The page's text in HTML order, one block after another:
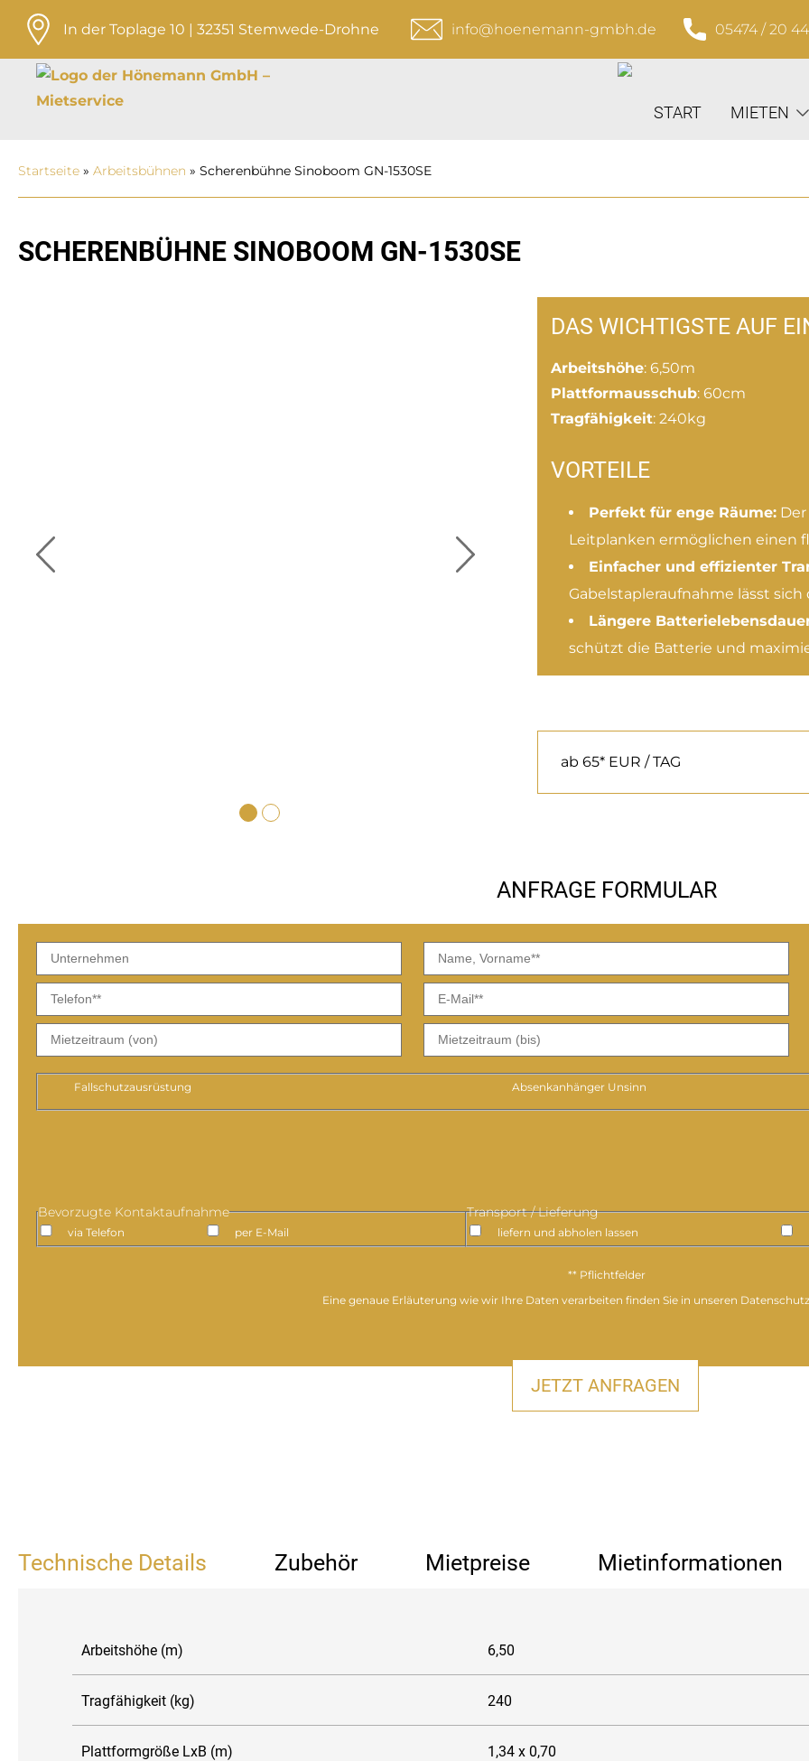
In der Toplage 10 | 32351 Stemwede-Drohne info@hoenemann-gmbh.de 05474 / 20
START MIETEN
Startseite » Arbeits­bühnen » Scherenbühne Sinoboom GN-1530SE
SCHERENBÜHNE SINOBOOM GN-1530SE
DAS WICHTIGSTE AUF
Arbeitshöhe: 6,50m
Plattformausschub: 60cm
Tragfähigkeit: 240kg
VORTEILE
Perfekt für enge Räume:
Leitplanken ermöglichen einen
Einfacher und effizienter
Gabelstapleraufnahme lässt
Längere
schützt die Batterie und
ab 65* EUR / TAG
ANFRAGE FORMULAR
Punkt
Punkt
Bevorzugte Kontaktaufnahme
via Telefon per E-Mail
Transport / Lieferung
liefern und abholen lassen
Fallschutzausrüstung Absenkanhänger Unsinn
** Pflichtfelder
Eine genaue Erläuterung wie wir Ihre Daten verarbeiten finden Sie in unseren
Technische Details Zubehör Mietpreise Mietinformationen
Arbeitshöhe (m) 6,50
Tragfähigkeit (kg) 240
Plattformgröße LxB (m) 1,34 x 0,70